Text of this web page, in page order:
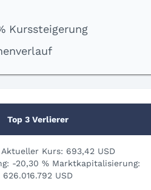
Kurssteigerung
Top 3 Verlierer
Aktueller Kurs: 693,42 USD
-20,30 % Marktkapitalisierung:
626.016.792 USD